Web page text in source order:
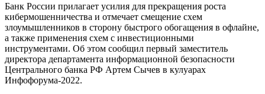
Банк России прилагает усилия для прекращения роста
кибермошенничества и отмечает смещение схем
злоумышленников в сторону быстрого обогащения в офлайне,
а также применения схем с инвестиционными
инструментами. Об этом сообщил первый заместитель
директора департамента информационной безопасности
Центрального банка РФ Артем Сычев в кулуарах
Инфофорума-2022.